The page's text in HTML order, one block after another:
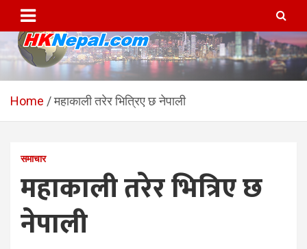
content
HKNepal.com – हङकङबाट
सञ्चालित पहिलो नेपाली अनलाईन
hknepal, hknepal.com, hk nepal, hk nepal com
Home महाकाली तरेर भित्रिए छ नेपाली
समाचार
महाकाली तरेर भित्रिए छ
नेपाली